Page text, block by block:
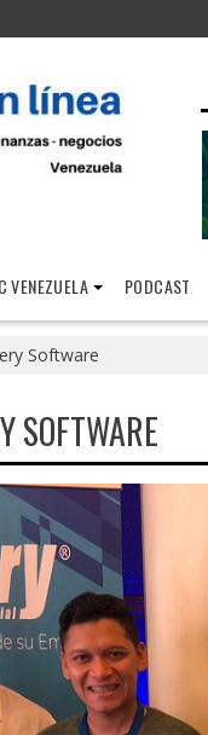
VENEZUELA PODCAST
Software
SOFTWARE